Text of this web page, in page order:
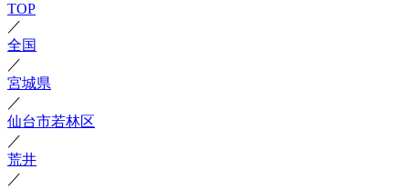
TOP
／
全国
／
宮城県
／
仙台市若林区
／
荒井
／